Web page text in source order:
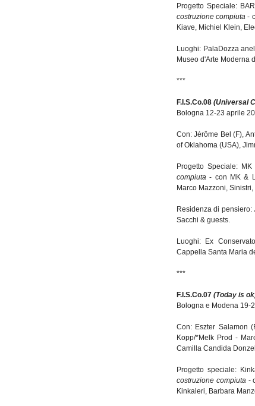
Progetto Speciale:
costruzione compiuta-
Kiave, Michiel Klein,
Luoghi: PalaDozza
Museo d'Arte Moderna
***
F.I.S.Co.08 (Universal
Bologna 12-23 aprile
Con: Jérôme Bel (F),
of Oklahoma (USA),
Progetto Speciale:
compiuta - con MK &
Marco Mazzoni,
Residenza di pensiero:
Sacchi & guests.
Luoghi: Ex
Cappella Santa Maria
***
F.I.S.Co.07 (Today is
Bologna e Modena 19-
Con: Eszter Salamon
Kopp/*Melk Prod -
Camilla Candida
Progetto speciale:
costruzione compiuta-
Kinkaleri, Barbara